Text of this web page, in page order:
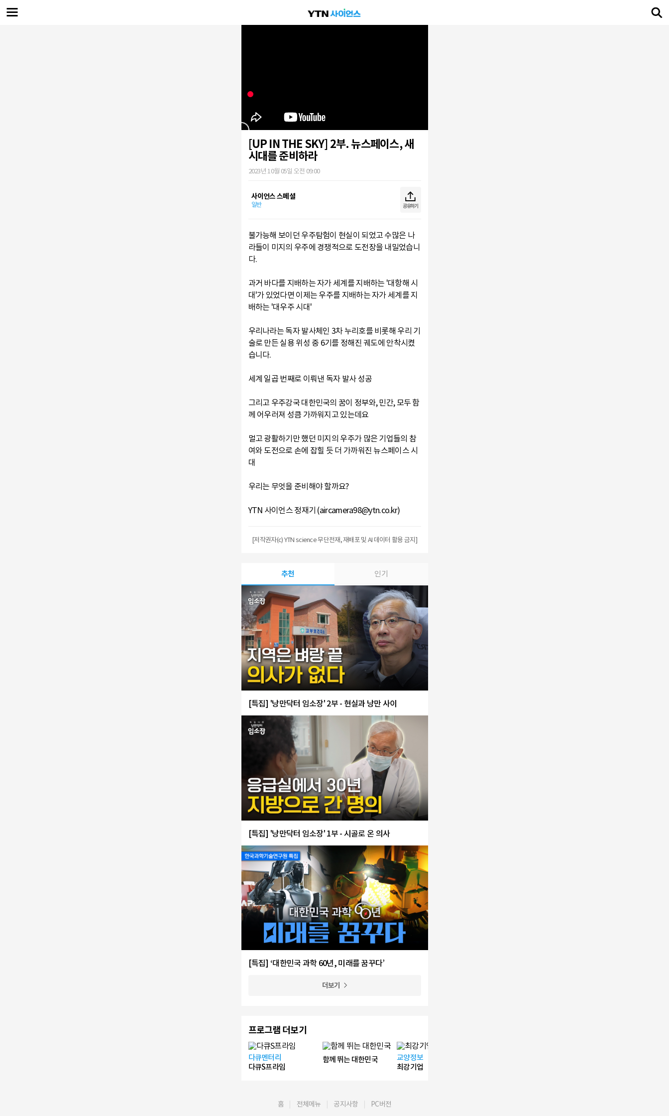
[UP IN THE SKY] 2부. 뉴스페이스, 새
시대를 준비하라
2023년 10월 05일 오전 09:00
사이언스 스페셜
일반 공유하기
불가능해 보이던 우주탐험이 현실이 되었고 수많은 나
라들이 미지의 우주에 경쟁적으로 도전장을 내밀었습니
다.
과거 바다를 지배하는 자가 세계를 지배하는 '대항해 시
대'가 있었다면 이제는 우주를 지배하는 자가 세계를 지
배하는 '대우주 시대'
우리나라는 독자 발사체인 3차 누리호를 비롯해 우리 기
술로 만든 실용 위성 중 6기를 정해진 궤도에 안착시켰
습니다.
세계 일곱 번째로 이뤄낸 독자 발사 성공
그리고 우주강국 대한민국의 꿈이 정부와, 민간, 모두 함
께 어우러져 성큼 가까워지고 있는데요
멀고 광활하기만 했던 미지의 우주가 많은 기업들의 참
여와 도전으로 손에 잡힐 듯 더 가까워진 뉴스페이스 시
대
우리는 무엇을 준비해야 할까요?
YTN 사이언스 정재기 (aircamera98@ytn.co.kr)
[저작권자(c) YTN science 무단전재, 재배포 및 AI 데이터 활용 금지]
추천 인기
[특집] '낭만닥터 임소장' 2부 - 현실과 낭만 사이
[특집] '낭만닥터 임소장' 1부 - 시골로 온 의사
[특집] ‘대한민국 과학 60년, 미래를 꿈꾸다’
더보기
프로그램 더보기
다큐멘터리
다큐S프라임
함께 뛰는 대한민국
교양정보
최강기업
홈 전체메뉴 공지사항 PC버전